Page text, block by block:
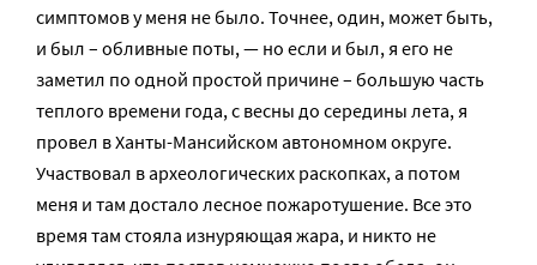
симптомов у меня не было. Точнее, один, может быть,
и был – обливные поты, — но если и был, я его не
заметил по одной простой причине – большую часть
теплого времени года, с весны до середины лета, я
провел в Ханты-Мансийском автономном округе.
Участвовал в археологических раскопках, а потом
меня и там достало лесное пожаротушение. Все это
время там стояла изнуряющая жара, и никто не